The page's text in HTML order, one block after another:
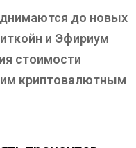
до новых
и Эфириум
стоимости
криптовалютным